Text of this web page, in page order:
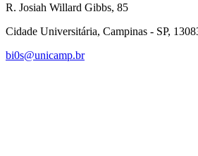
R. Josiah Willard Gibbs, 85
Cidade Universitária, Campinas - SP,
bi0s@unicamp.br